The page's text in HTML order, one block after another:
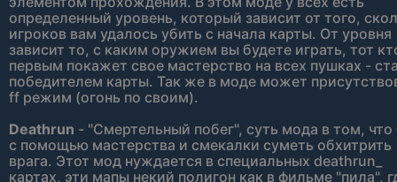
определенный уровень, который зависит от того,
игроков вам удалось убить с начала карты. От уровня
зависит то, с каким оружием вы будете играть, тот
первым покажет свое мастерство на всех пушках -
победителем карты. Так же в моде может
ff режим (огонь по своим).
Deathrun - "Смертельный побег", суть мода в том,
с помощью мастерства и смекалки суметь обхитрить
врага. Этот мод нуждается в специальных deathrun_
картах, эти мапы некий полигон как в фильме "пила",